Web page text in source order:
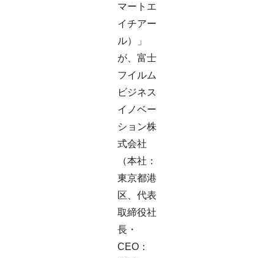
マートエ
イチアー
ル）」
が、富士
フイルム
ビジネス
イノベー
ション株
式会社
（本社：
東京都港
区、代表
取締役社
長・
CEO：